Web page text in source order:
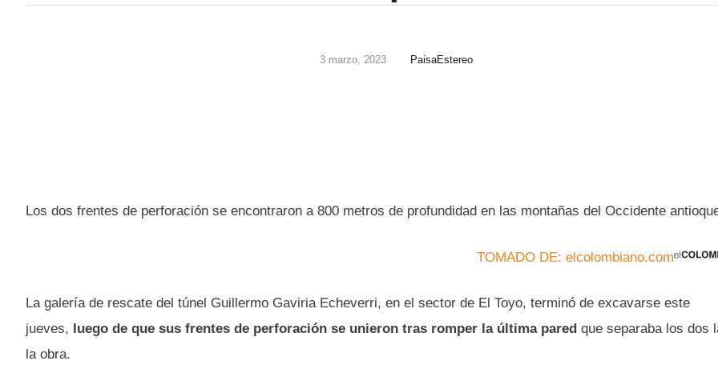
3 marzo, 2023 PaisaEstereo
Los dos frentes de perforación se encontraron a 800 metros de profundidad en las montañas del Occidente
TOMADO DE: elcolombiano.com
La galería de rescate del túnel Guillermo Gaviria Echeverri, en el sector de El Toyo, terminó de excavarse este
jueves, luego de que sus frentes de perforación se unieron tras romper la última pared que separaba los dos
la obra.